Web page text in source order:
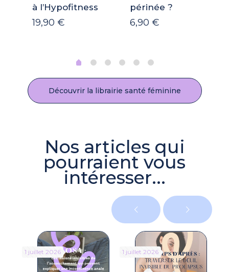
à l’Hypofitness
19,90 €
périnée ?
6,90 €
Découvrir la librairie santé féminine
Nos articles qui
pourraient vous
intéresser...
1 juillet 2026 1 juillet 2026